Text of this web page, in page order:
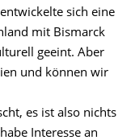
sich eine
mit Bismarck
geeint. Aber
und können wir
es ist also nichts
Interesse an